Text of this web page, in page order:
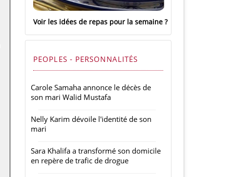
Voir les idées de repas pour la semaine
PEOPLES - PERSONNALITÉS
Carole Samaha annonce le décès de
son mari Walid Mustafa
Nelly Karim dévoile l'identité de son
mari
Sara Khalifa a transformé son domicile
en repère de trafic de drogue